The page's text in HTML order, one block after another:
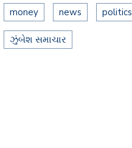
money news politics
ઝુંબેશ સમાચાર